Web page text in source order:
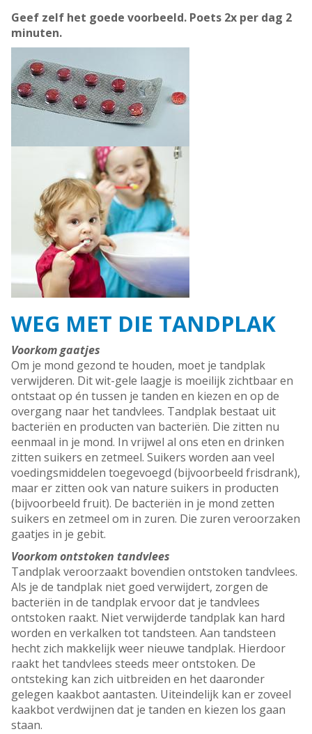
Geef zelf het goede voorbeeld. Poets 2x per dag 2
minuten.
WEG MET DIE TANDPLAK
Voorkom gaatjes
Om je mond gezond te houden, moet je tandplak
verwijderen. Dit wit-gele laagje is moeilijk zichtbaar en
ontstaat op én tussen je tanden en kiezen en op de
overgang naar het tandvlees. Tandplak bestaat uit
bacteriën en producten van bacteriën. Die zitten nu
eenmaal in je mond. In vrijwel al ons eten en drinken
zitten suikers en zetmeel. Suikers worden aan veel
voedingsmiddelen toegevoegd (bijvoorbeeld frisdrank),
maar er zitten ook van nature suikers in producten
(bijvoorbeeld fruit). De bacteriën in je mond zetten
suikers en zetmeel om in zuren. Die zuren veroorzaken
gaatjes in je gebit.
Voorkom ontstoken tandvlees
Tandplak veroorzaakt bovendien ontstoken tandvlees.
Als je de tandplak niet goed verwijdert, zorgen de
bacteriën in de tandplak ervoor dat je tandvlees
ontstoken raakt. Niet verwijderde tandplak kan hard
worden en verkalken tot tandsteen. Aan tandsteen
hecht zich makkelijk weer nieuwe tandplak. Hierdoor
raakt het tandvlees steeds meer ontstoken. De
ontsteking kan zich uitbreiden en het daaronder
gelegen kaakbot aantasten. Uiteindelijk kan er zoveel
kaakbot verdwijnen dat je tanden en kiezen los gaan
staan.